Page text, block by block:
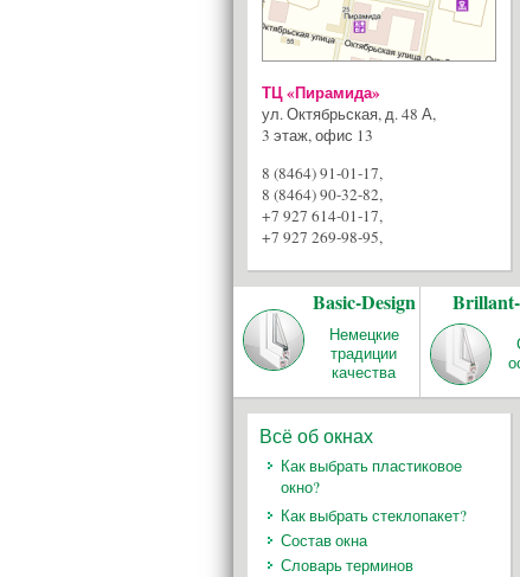
ТЦ «Пирамида»
ул. Октябрьская, д. 48 А,
3 этаж, офис 13
8 (8464) 91-01-17,
8 (8464) 90-32-82,
+7 927 614-01-17,
+7 927 269-98-95,
Basic-Design
Немецкие
традиции
качества
Всё об окнах
Как выбрать пластиковое
окно?
Как выбрать стеклопакет?
Состав окна
Словарь терминов